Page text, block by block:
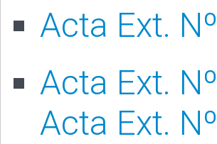
Acta Ext.
Acta Ext.
Acta Ext.